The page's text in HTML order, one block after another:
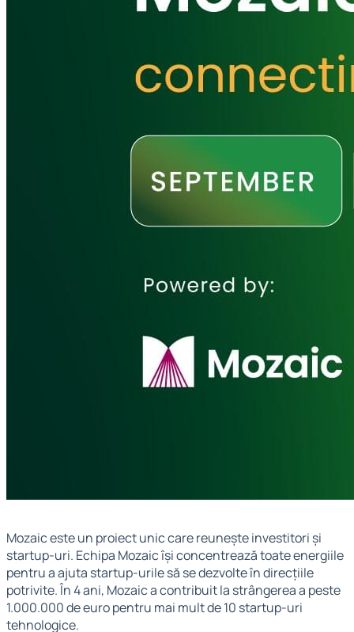
Mozaic este un proiect unic care reunește investitori și
startup-uri. Echipa Mozaic își concentrează toate energiile
pentru a ajuta startup-urile să se dezvolte în direcțiile
potrivite. În 4 ani, Mozaic a contribuit la strângerea a peste
1.000.000 de euro pentru mai mult de 10 startup-uri
tehnologice.